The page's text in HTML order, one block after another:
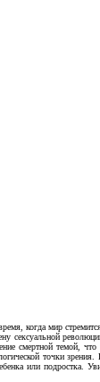
когда мир
сексуальной
смертной темой,
точки
или